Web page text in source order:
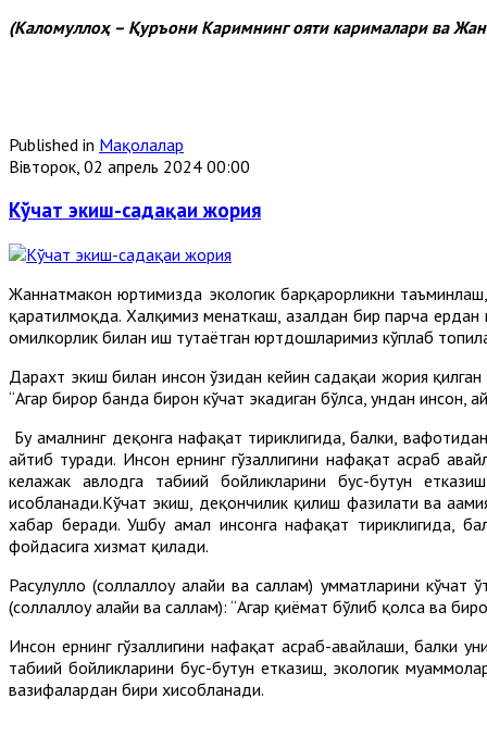
(Каломуллоҳ – Қуръони Каримнинг ояти карималари ва
Published in Мақолалар
Вівторок, 02 апрель 2024 00:00
Кўчат экиш-садақаи жория
Жаннатмакон юртимизда экологик барқарорликни
қаратилмоқда. Халқимиз меҳнаткаш, азалдан бир парча
омилкорлик билан иш тутаётган юртдошларимиз кўплаб
Дарахт экиш билан инсон ўзидан кейин садақаи жория
“Агар бирор банда бирон кўчат экадиган бўлса, ундан инсон,
Бу амалнинг деҳқонга нафақат тириклигида, балки,
айтиб туради. Инсон ернинг гўзаллигини нафақат асраб
келажак авлодга табиий бойликларини бус-бутун
ҳисобланади.Кўчат экиш, деҳқончилик қилиш фазилати ва
хабар беради. Ушбу амал инсонга нафақат тириклигида,
фойдасига хизмат қилади.
Расулуллоҳ (соллаллоҳу алайҳи ва саллам) умматларини
(соллаллоҳу алайҳи ва саллам): “Агар қиёмат бўлиб қолса ва
Инсон ернинг гўзаллигини нафақат асраб-авайлаши, балки
табиий бойликларини бус-бутун етказиш, экологик
вазифалардан бири хисобланади.